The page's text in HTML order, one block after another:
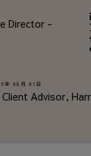
Director -
年 08月 07日
Client Advisor,